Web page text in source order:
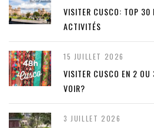
VISITER CUSCO: TOP 30
ACTIVITÉS
15 JUILLET 2026
VISITER CUSCO EN 2 OU
VOIR?
3 JUILLET 2026